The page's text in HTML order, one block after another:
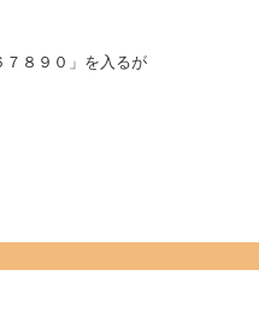
８９０」を入るが